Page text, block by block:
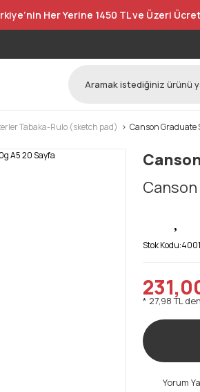
Her Yerine 1450 TL ve Üzeri
Tabaka-Rulo (sketch pad) Canson Graduate
Stok Kodu:
* 27,98 TL
Yorum